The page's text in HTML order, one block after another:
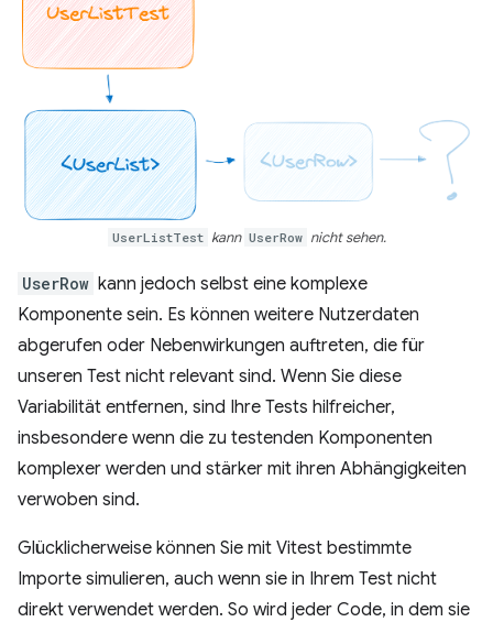
UserListTest kann UserRow nicht sehen.
UserRow kann jedoch selbst eine komplexe
Komponente sein. Es können weitere Nutzerdaten
abgerufen oder Nebenwirkungen auftreten, die für
unseren Test nicht relevant sind. Wenn Sie diese
Variabilität entfernen, sind Ihre Tests hilfreicher,
insbesondere wenn die zu testenden Komponenten
komplexer werden und stärker mit ihren Abhängigkeiten
verwoben sind.
Glücklicherweise können Sie mit Vitest bestimmte
Importe simulieren, auch wenn sie in Ihrem Test nicht
direkt verwendet werden. So wird jeder Code, in dem sie